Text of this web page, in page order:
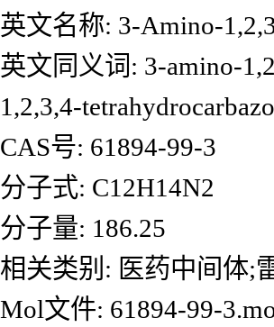
英文名称: 3-Amino-
英文同义词: 3-amino-
1,2,3,4-
CAS号: 61894-99-3
分子式: C12H14N2
分子量: 186.25
相关类别: 医药中间体;
Mol文件: 61894-99-